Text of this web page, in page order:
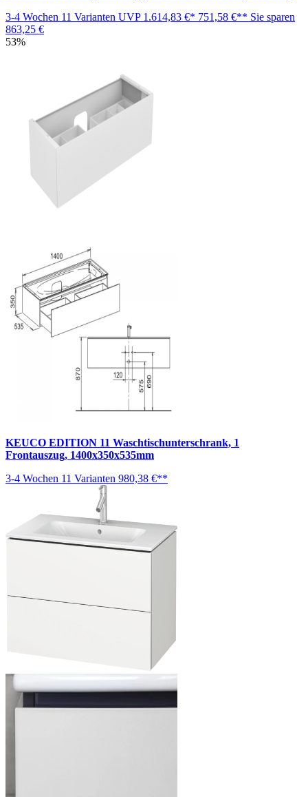
3-4 Wochen 11 Varianten UVP 1.614,83 €* 751,58 €** Sie sparen
863,25 €
53%
KEUCO EDITION 11 Waschtischunterschrank, 1
Frontauszug, 1400x350x535mm
3-4 Wochen 11 Varianten 980,38 €**